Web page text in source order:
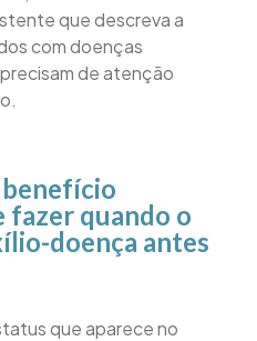
que descreva a
com doenças
de atenção
fazer quando o
doença antes
que aparece no